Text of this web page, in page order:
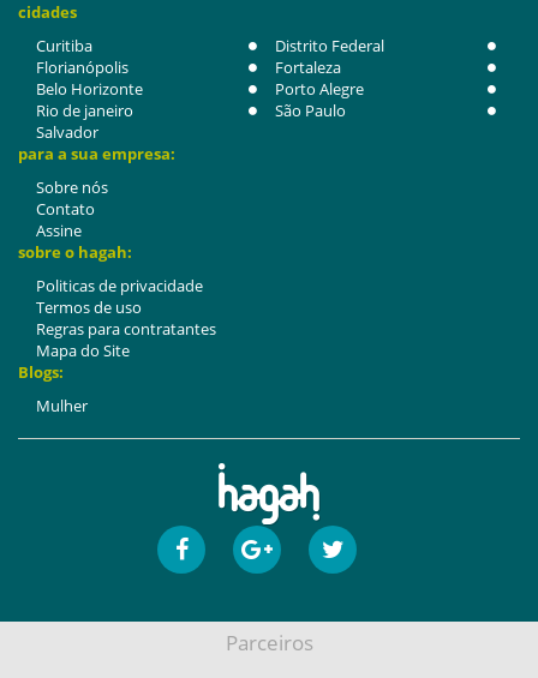
cidades
Curitiba
Distrito Federal
Florianópolis
Fortaleza
Belo Horizonte
Porto Alegre
Rio de janeiro
São Paulo
Salvador
para a sua empresa:
Sobre nós
Contato
Assine
sobre o hagah:
Politicas de privacidade
Termos de uso
Regras para contratantes
Mapa do Site
Blogs:
Mulher
Parceiros